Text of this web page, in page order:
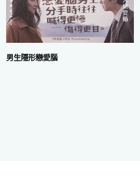
男生隱形戀愛腦
DIGITAL LIMITED.